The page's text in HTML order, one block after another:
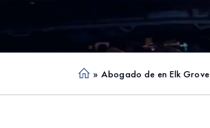
Ho » Abogado de en Elk Grove